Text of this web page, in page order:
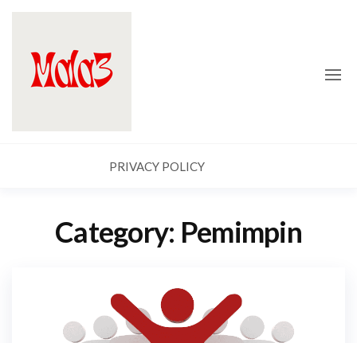
content
PRIVACY POLICY
Category: Pemimpin